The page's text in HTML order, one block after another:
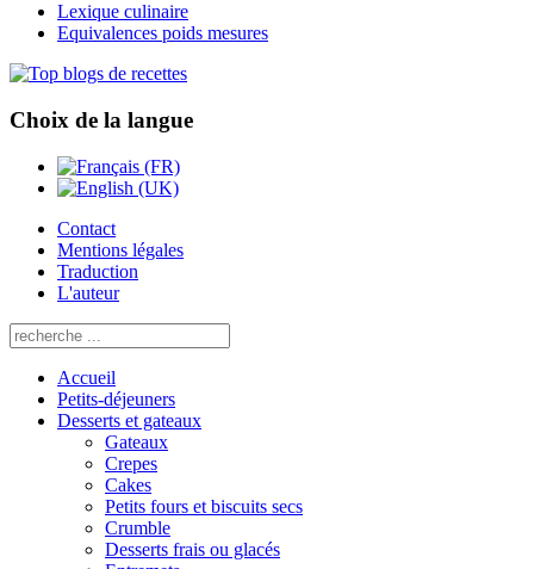
Lexique culinaire
Equivalences poids mesures
Choix de la langue
Contact
Mentions légales
Traduction
L'auteur
Accueil
Petits-déjeuners
Desserts et gateaux
Gateaux
Crepes
Cakes
Petits fours et biscuits secs
Crumble
Desserts frais ou glacés